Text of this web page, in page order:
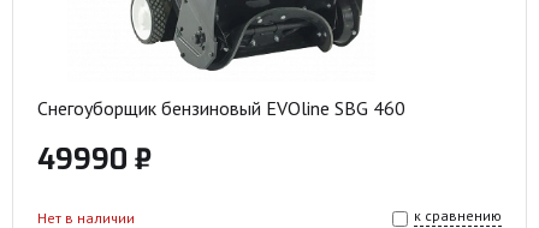
Снегоуборщик бензиновый EVOline SBG 460
49990 ₽
к сравнению
Нет в наличии